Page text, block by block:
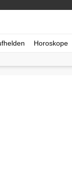
Horoskope